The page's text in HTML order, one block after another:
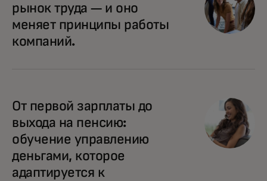
рынок труда — и оно
меняет принципы работы
компаний.
От первой зарплаты до
выхода на пенсию:
обучение управлению
деньгами, которое
адаптируется к